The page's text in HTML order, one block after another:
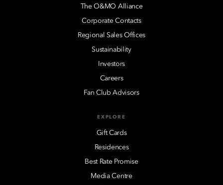
The O&MO Alliance
Corporate Contacts
Regional Sales Offices
Sustainability
Investors
Careers
Fan Club Advisors
EXPLORE
Gift Cards
Residences
Best Rate Promise
Media Centre